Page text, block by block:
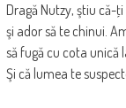
Dragă Nutzy, ştiu că-
şi ador să te chinui.
să fugă cu cota unică
Şi că lumea te